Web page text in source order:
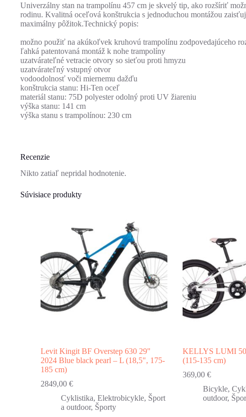
Univerzálny stan na trampolínu 457 cm je skvelý tip, ako rozšíriť
rodinu. Kvalitná oceľová konštrukcia s jednoduchou montážou
maximálny pôžitok.Technický popis:
možno použiť na akúkoľvek kruhovú trampolínu zodpovedajúceho
ľahká patentovaná montáž k nohe trampolíny
uzatvárateľné vetracie otvory so sieťou proti hmyzu
uzatvárateľný vstupný otvor
vodoodolnosť voči miernemu dažďu
konštrukcia stanu: Hi-Ten oceľ
materiál stanu: 75D polyester odolný proti UV žiareniu
výška stanu: 141 cm
výška stanu s trampolínou: 230 cm
Recenzie
Nikto zatiaľ nepridal hodnotenie.
Súvisiace produkty
Levit Kingit BF Overstep 630 29"
2024 Blue black pearl – L (18,5", 175-
185 cm)
2849,00 €
Cyklistika, Elektrobicykle, Šport
a outdoor, Športy
KELLYS LUMI
(115-135 cm)
369,00 €
Bicykle,
outdoor,